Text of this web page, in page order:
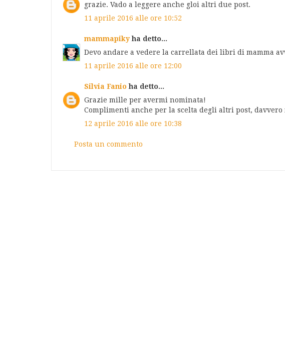
grazie. Vado a leggere anche gloi altri due post.
11 aprile 2016 alle ore 10:52
mammapikyha detto...
Devo andare a vedere la carrellata dei libri di mamma
11 aprile 2016 alle ore 12:00
Silvia Fanioha detto...
Grazie mille per avermi nominata!
Complimenti anche per la scelta degli altri post,
12 aprile 2016 alle ore 10:38
Posta un commento